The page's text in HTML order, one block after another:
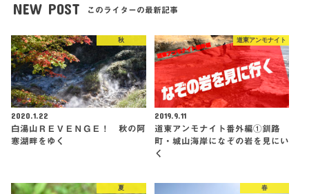
NEW POST このライターの最新記事
秋
2020.1.22
白湯山ＲＥＶＥＮＧＥ！ 秋の阿
寒湖畔をゆく
道東アンモナイト
2019.9.11
道東アンモナイト番外編①釧路
町・城山海岸になぞの岩を見にい
く
夏 春